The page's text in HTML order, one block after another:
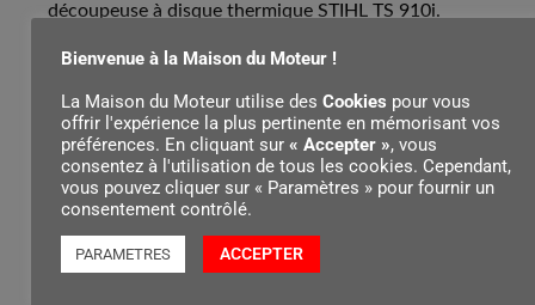
découpeuse à disque thermique STIHL TS 910i.
Contenu par
Bienvenue à la Maison du Moteur !
La Maison du Moteur utilise des Cookies pour vous
offrir l'expérience la plus pertinente en mémorisant vos
préférences. En cliquant sur « Accepter », vous
consentez à l'utilisation de tous les cookies. Cependant,
vous pouvez cliquer sur « Paramètres » pour fournir un
consentement contrôlé.
PARAMETRES ACCEPTER